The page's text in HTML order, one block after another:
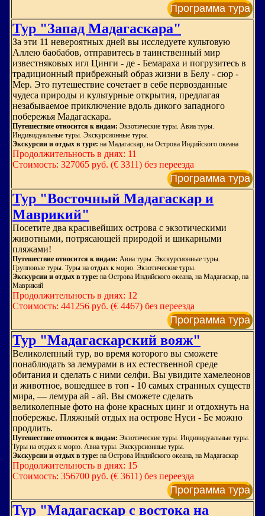
Программа тура
Тур "Запад Мадагаскара"
За эти 11 невероятных дней вы исследуете культовую
Аллею баобабов, отправитесь в таинственный мир
известняковых игл Цинги - де - Бемараха и погрузитесь в
традиционный прибрежный образ жизни в Белу - сюр -
Мер. Это путешествие сочетает в себе первозданные
чудеса природы и культурные открытия, предлагая
незабываемое приключение вдоль дикого западного
побережья Мадагаскара.
Путешествие относится к видам: Экзотические туры. Авиа туры.
Индивидуальные туры. Экскурсионные туры.
Экскурсии и отдых в туре: на Мадагаскар, на Острова Индийского океана
Продолжительность в днях: 11
Стоимость: 327065 руб. (€ 3311) без переезда
Программа тура
Тур "Восточный Мадагаскар и
Маврикий"
Посетите два красивейших острова с экзотическими
животными, потрясающей природой и шикарными
пляжами!
Путешествие относится к видам: Авиа туры. Экскурсионные туры.
Групповые туры. Туры на отдых к морю. Экзотические туры.
Экскурсии и отдых в туре: на Острова Индийского океана, на Мадагаскар, на
Маврикий
Продолжительность в днях: 12
Стоимость: 441256 руб. (€ 4467) без переезда
Программа тура
Тур "Мадагаскарский вояж"
Великолепный тур, во время которого вы сможете
понаблюдать за лемурами в их естественной среде
обитания и сделать с ними селфи. Вы увидите хамелеонов
и животное, вошедшее в топ - 10 самых странных существ
мира, — лемура ай - ай. Вы сможете сделать
великолепные фото на фоне красных цинг и отдохнуть на
побережье. Пляжный отдых на острове Нуси - Бе можно
продлить.
Путешествие относится к видам: Экзотические туры. Индивидуальные туры.
Туры на отдых к морю. Авиа туры. Экскурсионные туры.
Экскурсии и отдых в туре: на Острова Индийского океана, на Мадагаскар
Продолжительность в днях: 15
Стоимость: 356700 руб. (€ 3611) без переезда
Программа тура
Тур "Мадагаскар с востока на